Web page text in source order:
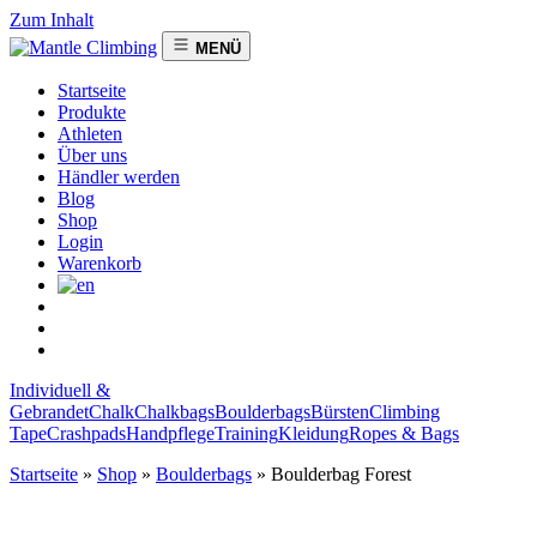
Zum Inhalt
MENÜ
Startseite
Produkte
Athleten
Über uns
Händler werden
Blog
Shop
Login
Warenkorb
Individuell &
GebrandetChalkChalkbagsBoulderbagsBürstenClimbing
TapeCrashpadsHandpflegeTrainingKleidungRopes & Bags
Startseite » Shop » Boulderbags » Boulderbag Forest